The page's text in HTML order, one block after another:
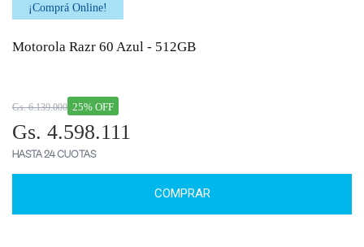
¡Comprá Online!
Motorola Razr 60 Azul - 512GB
25% OFF
Gs. 6.139.000
Gs. 4.598.111
HASTA 24 CUOTAS
COMPRAR